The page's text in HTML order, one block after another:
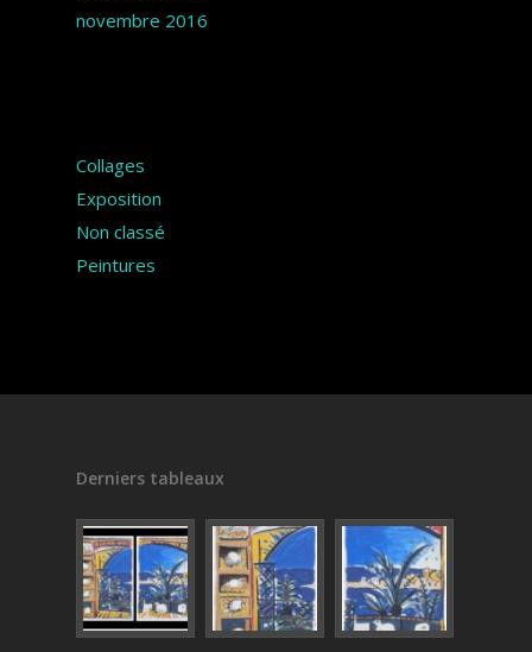
novembre 2016
Collages
Exposition
Non classé
Peintures
Derniers tableaux